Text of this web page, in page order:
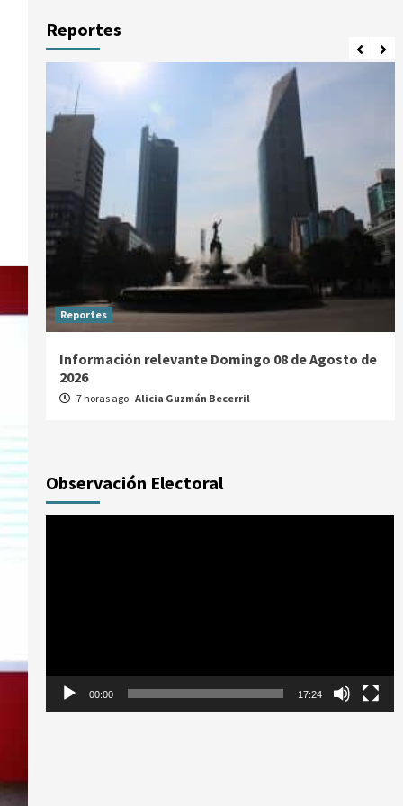
Reportes
Reportes
Información relevante Domingo 08 de Agosto de
2026
7 horas ago Alicia Guzmán Becerril
Observación Electoral
00:00 17:24